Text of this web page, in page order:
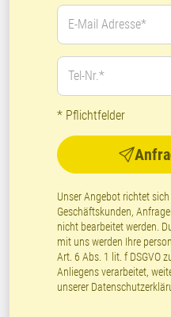
E-Mail Adresse*
Tel-Nr.*
* Pflichtfelder
Unser Angebot richtet
Geschäftskunden,
nicht bearbeitet werden.
mit uns werden Ihre
Art. 6 Abs. 1 lit. f DSGVO
Anliegens verarbeitet,
unserer